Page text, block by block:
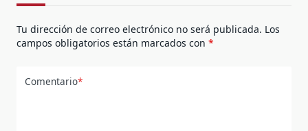
Tu dirección de correo electrónico no será publicada. Los
campos obligatorios están marcados con *
Comentario*